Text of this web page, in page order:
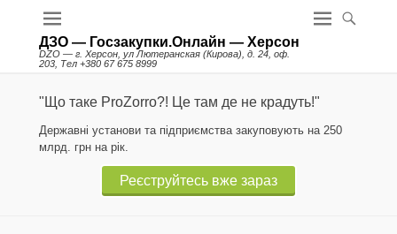
ДЗО — Госзакупки.Онлайн — Херсон
DZO — г. Херсон, ул Лютеранская (Кирова), д. 24, оф.
203, Тел +380 67 675 8999
"Що таке ProZorro?! Це там де не крадуть!"
Державні установи та підприємства закуповують на 250
млрд. грн на рік.
Реєструйтесь вже зараз